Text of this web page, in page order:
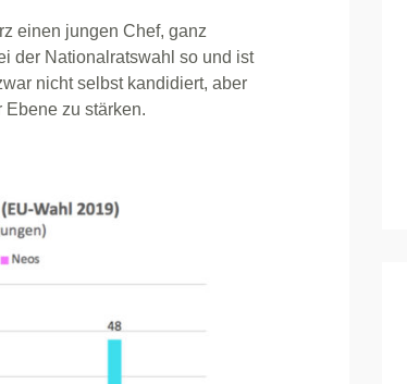
einen jungen Chef, ganz
der Nationalratswahl so und ist
nicht selbst kandidiert, aber
zu stärken.